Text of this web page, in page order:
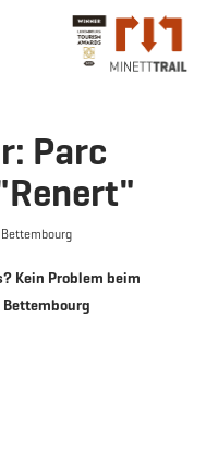
Parc
Kein Problem beim